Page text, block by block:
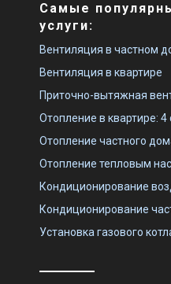
Самые
услуги:
Вентиляция в частном
Вентиляция в квартире
Приточно-вытяжная
Отопление в квартире: 4
Отопление частного
Отопление тепловым
Кондиционирование
Кондиционирование
Установка газового